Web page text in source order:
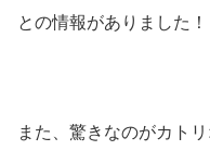
との情報がありました！
また、驚きなのがカト